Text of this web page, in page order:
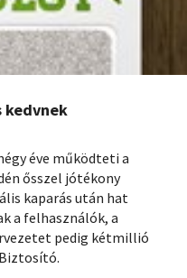
éve működteti a
ősszel jótékony
kaparás után hat
a felhasználók, a
pedig kétmillió